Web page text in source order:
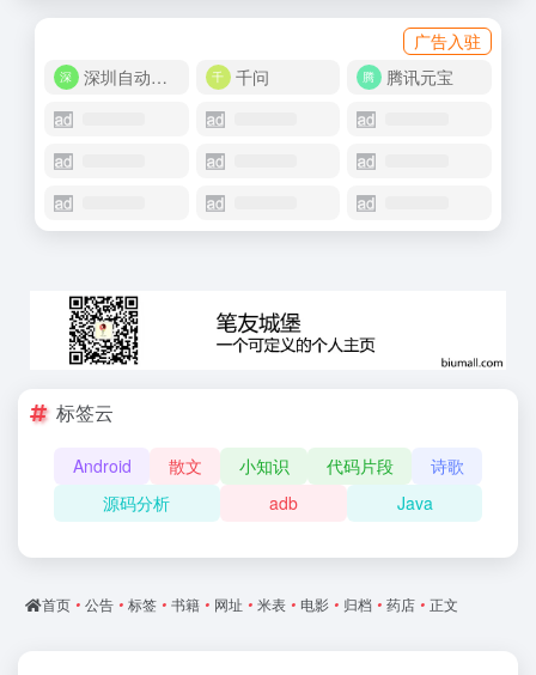
广告入驻
深圳自动化商城
千问 腾讯元宝
标签云
Android 散文 小知识 代码片段
诗歌
源码分析
adb Java
首页 • 公告 • 标签 • 书籍 • 网址 • 米表 • 电影 • 归档 • 药店 • 正文